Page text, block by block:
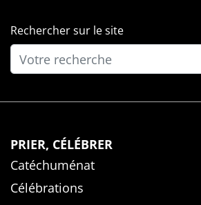
Rechercher sur le site
PRIER, CÉLÉBRER
Catéchuménat
Célébrations